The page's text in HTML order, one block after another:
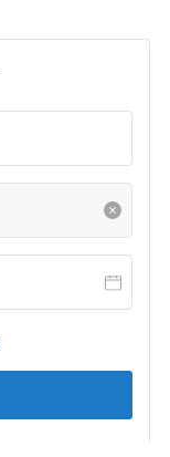
21
22